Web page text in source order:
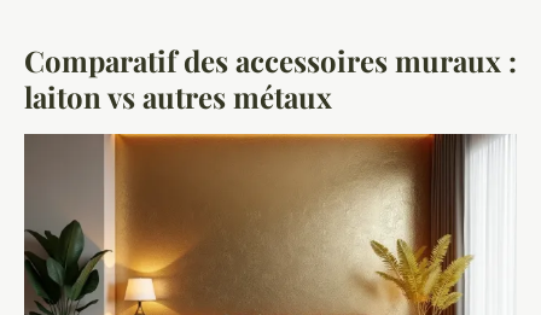
Comparatif des accessoires muraux :
laiton vs autres métaux